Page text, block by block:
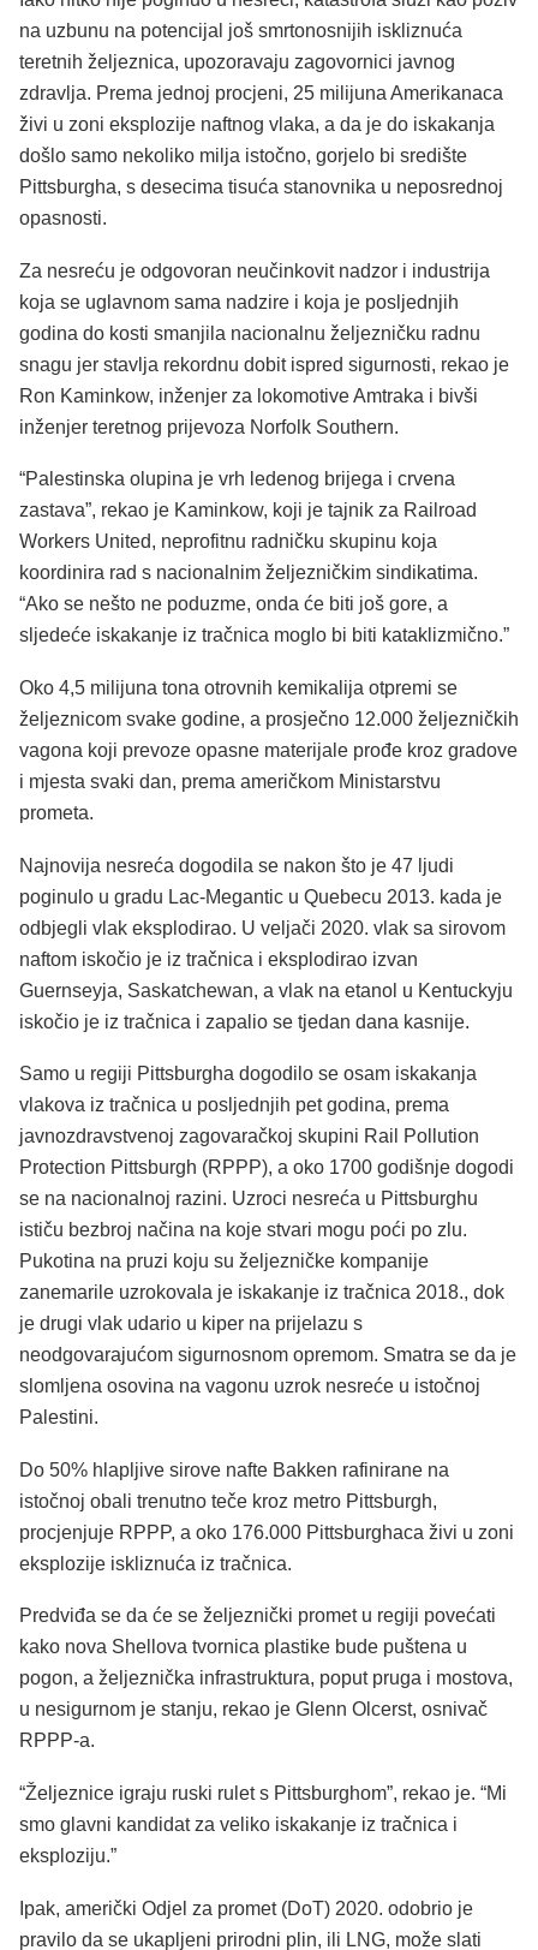
na uzbunu na potencijal još smrtonosnijih iskliznuća
teretnih željeznica, upozoravaju zagovornici javnog
zdravlja. Prema jednoj procjeni, 25 milijuna Amerikanaca
živi u zoni eksplozije naftnog vlaka, a da je do iskakanja
došlo samo nekoliko milja istočno, gorjelo bi središte
Pittsburgha, s desecima tisuća stanovnika u neposrednoj
opasnosti.
Za nesreću je odgovoran neučinkovit nadzor i industrija
koja se uglavnom sama nadzire i koja je posljednjih
godina do kosti smanjila nacionalnu željezničku radnu
snagu jer stavlja rekordnu dobit ispred sigurnosti, rekao je
Ron Kaminkow, inženjer za lokomotive Amtraka i bivši
inženjer teretnog prijevoza Norfolk Southern.
“Palestinska olupina je vrh ledenog brijega i crvena
zastava”, rekao je Kaminkow, koji je tajnik za Railroad
Workers United, neprofitnu radničku skupinu koja
koordinira rad s nacionalnim željezničkim sindikatima.
“Ako se nešto ne poduzme, onda će biti još gore, a
sljedeće iskakanje iz tračnica moglo bi biti kataklizmično.”
Oko 4,5 milijuna tona otrovnih kemikalija otpremi se
željeznicom svake godine, a prosječno 12.000 željezničkih
vagona koji prevoze opasne materijale prođe kroz gradove
i mjesta svaki dan, prema američkom Ministarstvu
prometa.
Najnovija nesreća dogodila se nakon što je 47 ljudi
poginulo u gradu Lac-Megantic u Quebecu 2013. kada je
odbjegli vlak eksplodirao. U veljači 2020. vlak sa sirovom
naftom iskočio je iz tračnica i eksplodirao izvan
Guernseyja, Saskatchewan, a vlak na etanol u Kentuckyju
iskočio je iz tračnica i zapalio se tjedan dana kasnije.
Samo u regiji Pittsburgha dogodilo se osam iskakanja
vlakova iz tračnica u posljednjih pet godina, prema
javnozdravstvenoj zagovaračkoj skupini Rail Pollution
Protection Pittsburgh (RPPP), a oko 1700 godišnje dogodi
se na nacionalnoj razini. Uzroci nesreća u Pittsburghu
ističu bezbroj načina na koje stvari mogu poći po zlu.
Pukotina na pruzi koju su željezničke kompanije
zanemarile uzrokovala je iskakanje iz tračnica 2018., dok
je drugi vlak udario u kiper na prijelazu s
neodgovarajućom sigurnosnom opremom. Smatra se da je
slomljena osovina na vagonu uzrok nesreće u istočnoj
Palestini.
Do 50% hlapljive sirove nafte Bakken rafinirane na
istočnoj obali trenutno teče kroz metro Pittsburgh,
procjenjuje RPPP, a oko 176.000 Pittsburghaca živi u zoni
eksplozije iskliznuća iz tračnica.
Predviđa se da će se željeznički promet u regiji povećati
kako nova Shellova tvornica plastike bude puštena u
pogon, a željeznička infrastruktura, poput pruga i mostova,
u nesigurnom je stanju, rekao je Glenn Olcerst, osnivač
RPPP-a.
“Željeznice igraju ruski rulet s Pittsburghom”, rekao je. “Mi
smo glavni kandidat za veliko iskakanje iz tračnica i
eksploziju.”
Ipak, američki Odjel za promet (DoT) 2020. odobrio je
pravilo da se ukapljeni prirodni plin, ili LNG, može slati